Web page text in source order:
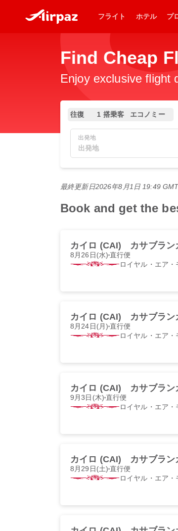
フライト ホテル プ
Find Cheap
Enjoy exclusive flight
往復 1 搭乗客 エコノミー
出発地
最終更新日2026年8月1日 19:49
Book and get the
カイロ (CAI) カサブラン
8月26日(水)直行便
ロイヤル・エア・
カイロ (CAI) カサブラン
8月24日(月)直行便
ロイヤル・エア・
カイロ (CAI) カサブラン
9月3日(木) 直行便
ロイヤル・エア・
カイロ (CAI) カサブラン
8月29日(土)直行便
ロイヤル・エア・